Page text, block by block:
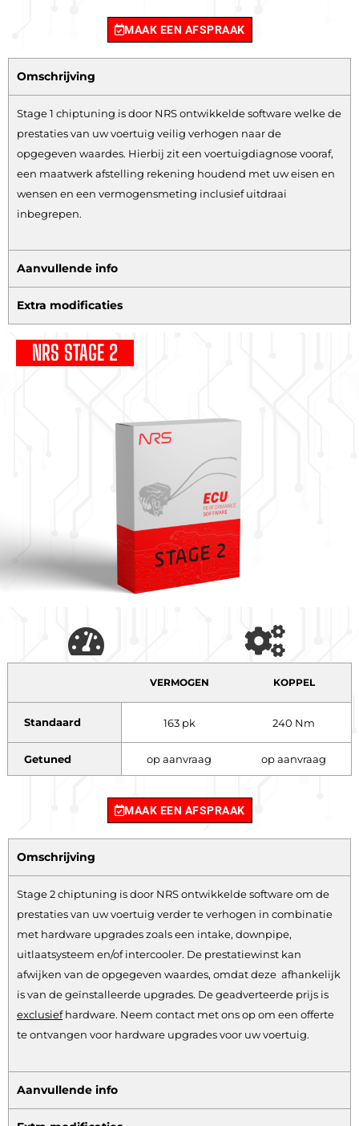
MAAK EEN AFSPRAAK
Omschrijving
Stage 1 chiptuning is door NRS ontwikkelde software welke de
prestaties van uw voertuig veilig verhogen naar de
opgegeven waardes. Hierbij zit een voertuigdiagnose vooraf,
een maatwerk afstelling rekening houdend met uw eisen en
wensen en een vermogensmeting inclusief uitdraai
inbegrepen.
Aanvullende info
Extra modificaties
NRS STAGE 2
VERMOGEN KOPPEL
Standaard 163 pk 240 Nm
Getuned op aanvraag op aanvraag
MAAK EEN AFSPRAAK
Omschrijving
Stage 2 chiptuning is door NRS ontwikkelde software om de
prestaties van uw voertuig verder te verhogen in combinatie
met hardware upgrades zoals een intake, downpipe,
uitlaatsysteem en/of intercooler. De prestatiewinst kan
afwijken van de opgegeven waardes, omdat deze afhankelijk
is van de geïnstalleerde upgrades. De geadverteerde prijs is
exclusiefhardware. Neem contact met ons op om een offerte
te ontvangen voor hardware upgrades voor uw voertuig.
Aanvullende info